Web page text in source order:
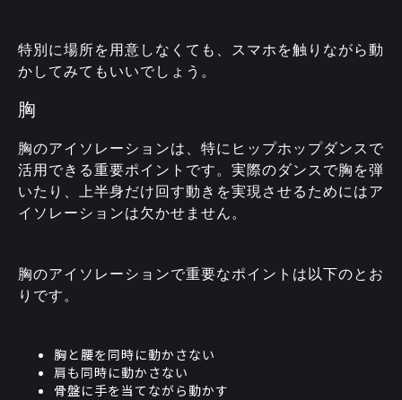
特別に場所を用意しなくても、スマホを触りながら動
かしてみてもいいでしょう。
胸
胸のアイソレーションは、特にヒップホップダンスで
活用できる重要ポイントです。実際のダンスで胸を弾
いたり、上半身だけ回す動きを実現させるためにはア
イソレーションは欠かせません。
胸のアイソレーションで重要なポイントは以下のとお
りです。
胸と腰を同時に動かさない
肩も同時に動かさない
骨盤に手を当てながら動かす